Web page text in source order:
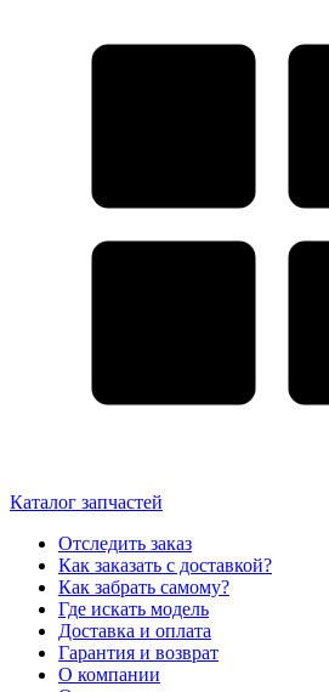
Каталог запчастей
Отследить заказ
Как заказать с доставкой?
Как забрать самому?
Где искать модель
Доставка и оплата
Гарантия и возврат
О компании